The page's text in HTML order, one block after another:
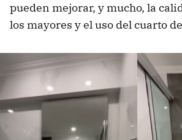
pueden mejorar, y mucho, la
los mayores y el uso del cuarto